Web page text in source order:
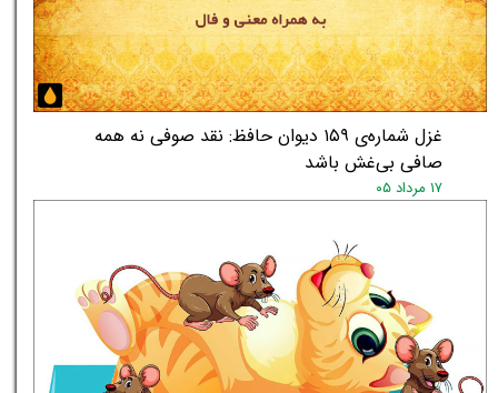
غزل شماره‌ی ۱۵۹ دیوان حافظ: نقد صوفی نه همه
صافی بی‌غش باشد
۱۷ مرداد ۰۵